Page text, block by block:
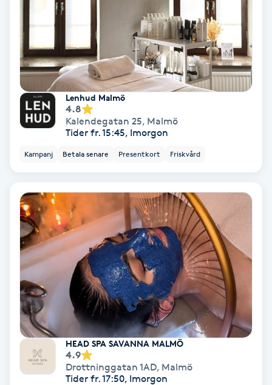
Tatuering
Tatueringsborttagning
Terapi
Thaimassage
Torr hårbotten
Torrborstning
Triggerpunktsmassage
Trådning
Träning
Tvätt & Fön
Lenhud Malmö
4.8
Kalendegatan 25, Malmö
Tider fr. 15:45, Imorgon
Kampanj Betala senare Presentkort Friskvård
HEAD SPA SAVANNA MALMÖ
4.9
Drottninggatan 1AD, Malmö
Tider fr. 17:50, Imorgon